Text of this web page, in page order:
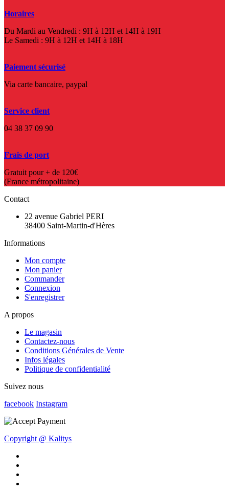
Horaires
Du Mardi au Vendredi : 9H à 12H et 14H à 19H
Le Samedi : 9H à 12H et 14H à 18H
Paiement sécurisé
Via carte bancaire, paypal
Service client
04 38 37 09 90
Frais de port
Gratuit pour + de 120€
(France métropolitaine)
Contact
22 avenue Gabriel PERI
38400 Saint-Martin-d'Hères
Informations
Mon compte
Mon panier
Commander
Connexion
S'enregistrer
A propos
Le magasin
Contactez-nous
Conditions Générales de Vente
Infos légales
Politique de confidentialité
Suivez nous
facebook Instagram
Copyright @ Kalitys